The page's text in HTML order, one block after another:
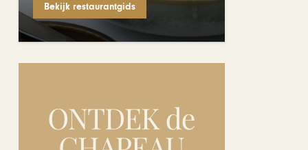
Bekijk restaurantgids